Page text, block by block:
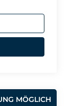
MÖGLICH